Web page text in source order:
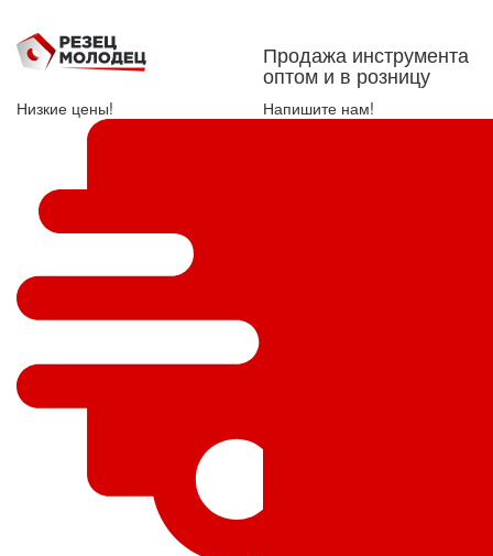
Продажа инструмента
оптом и в розницу
Низкие цены! Напишите нам!